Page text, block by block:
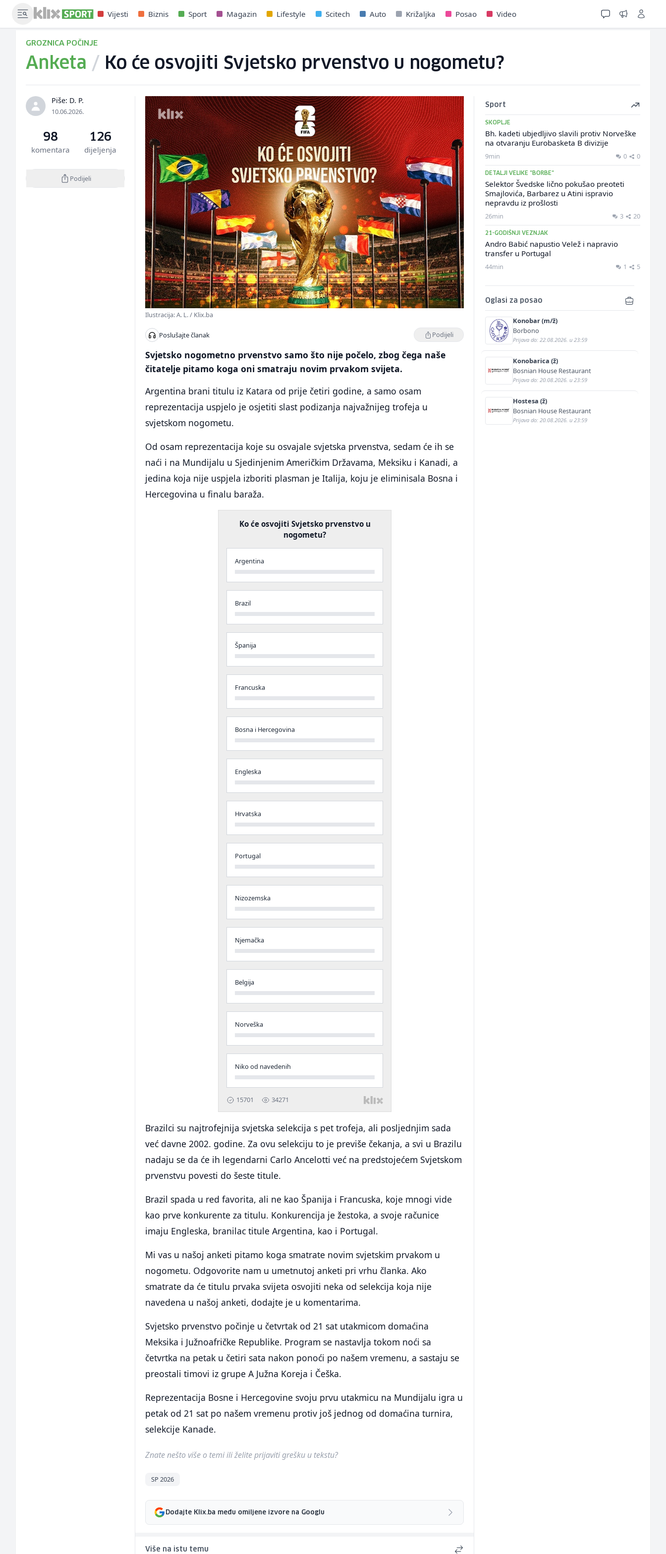
Vijesti Biznis Sport Magazin Lifestyle Scitech Auto Križaljka Posao Video
GROZNICA POČINJE
Anketa / Ko će osvojiti Svjetsko prvenstvo u nogometu?
Piše: D. P.
10.06.2026.
98
komentara
126
dijeljenja
Podijeli
Ilustracija: A. L. / Klix.ba
Poslušajte članak Podijeli
Svjetsko nogometno prvenstvo samo što nije počelo, zbog čega naše
čitatelje pitamo koga oni smatraju novim prvakom svijeta.
Argentina brani titulu iz Katara od prije četiri godine, a samo osam
reprezentacija uspjelo je osjetiti slast podizanja najvažnijeg trofeja u
svjetskom nogometu.
Od osam reprezentacija koje su osvajale svjetska prvenstva, sedam će ih se
naći i na Mundijalu u Sjedinjenim Američkim Državama, Meksiku i Kanadi, a
jedina koja nije uspjela izboriti plasman je Italija, koju je eliminisala Bosna i
Hercegovina u finalu baraža.
Brazilci su najtrofejnija svjetska selekcija s pet trofeja, ali posljednjim sada
već davne 2002. godine. Za ovu selekciju to je previše čekanja, a svi u Brazilu
nadaju se da će ih legendarni Carlo Ancelotti već na predstojećem Svjetskom
prvenstvu povesti do šeste titule.
Brazil spada u red favorita, ali ne kao Španija i Francuska, koje mnogi vide
kao prve konkurente za titulu. Konkurencija je žestoka, a svoje računice
imaju Engleska, branilac titule Argentina, kao i Portugal.
Mi vas u našoj anketi pitamo koga smatrate novim svjetskim prvakom u
nogometu. Odgovorite nam u umetnutoj anketi pri vrhu članka. Ako
smatrate da će titulu prvaka svijeta osvojiti neka od selekcija koja nije
navedena u našoj anketi, dodajte je u komentarima.
Svjetsko prvenstvo počinje u četvrtak od 21 sat utakmicom domaćina
Meksika i Južnoafričke Republike. Program se nastavlja tokom noći sa
četvrtka na petak u četiri sata nakon ponoći po našem vremenu, a sastaju se
preostali timovi iz grupe A Južna Koreja i Češka.
Reprezentacija Bosne i Hercegovine svoju prvu utakmicu na Mundijalu igra u
petak od 21 sat po našem vremenu protiv još jednog od domaćina turnira,
selekcije Kanade.
Znate nešto više o temi ili želite prijaviti grešku u tekstu?
SP 2026
Dodajte Klix.ba među omiljene izvore na Googlu
Više na istu temu
Sport
SKOPLJE
Bh. kadeti ubjedljivo slavili protiv Norveške
na otvaranju Eurobasketa B divizije
9min 0 0
DETALJI VELIKE "BORBE"
Selektor Švedske lično pokušao preoteti
Smajlovića, Barbarez u Atini ispravio
nepravdu iz prošlosti
26min 3 20
21-GODIŠNJI VEZNJAK
Andro Babić napustio Velež i napravio
transfer u Portugal
44min 1 5
Oglasi za posao
Konobar (m/ž)
Borbono
Prijava do: 22.08.2026. u 23:59
Konobarica (ž)
Bosnian House Restaurant
Prijava do: 20.08.2026. u 23:59
Hostesa (ž)
Bosnian House Restaurant
Prijava do: 20.08.2026. u 23:59